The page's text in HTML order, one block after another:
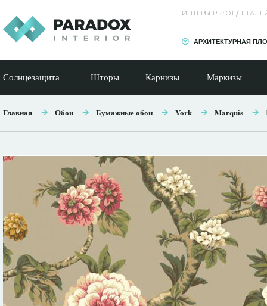
ИНТЕРЬЕРЫ: ОТ
АРХИТЕКТУРНАЯ
Солнцезащита Шторы Карнизы Маркизы
Главная Обои Бумажные обои York Marquis